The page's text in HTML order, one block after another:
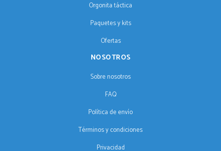
Orgonita táctica
Paquetes y kits
Ofertas
NOSOTROS
Sobre nosotros
FAQ
Política de envío
Términos y condiciones
Privacidad